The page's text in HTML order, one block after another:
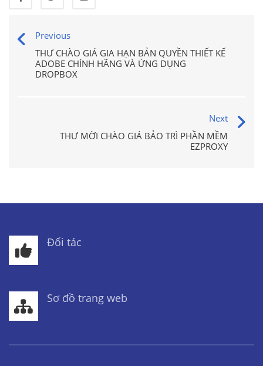
Previous
THƯ CHÀO GIÁ GIA HẠN BẢN QUYỀN THIẾT KẾ
ADOBE CHÍNH HÃNG VÀ ỨNG DỤNG
DROPBOX
Next
THƯ MỜI CHÀO GIÁ BẢO TRÌ PHẦN MỀM
EZPROXY
Đối tác
Sơ đồ trang web